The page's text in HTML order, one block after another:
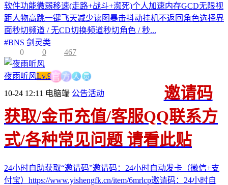
软件功能微弱移速(走路+战斗+濒死)个人加速内存GCD无限视
距人物高跳一键飞天减少读图暴击抖动挂机不返回角色选择界
面秒切频道 / 无CD切换频道秒切角色 / 秒...
#BNS 剑灵类
0
0 467
夜雨听风Lv.9官方人员
10-24 12:11 电脑端 公告活动
邀请码
获取/金币充值/客服QQ联系方
式/各种常见问题 请看此贴
24小时自助获取“邀请码”邀请码：24小时自动发卡（微信+支
付宝）https://www.yishengfk.cn/item/6mrlcp邀请码：24小时自